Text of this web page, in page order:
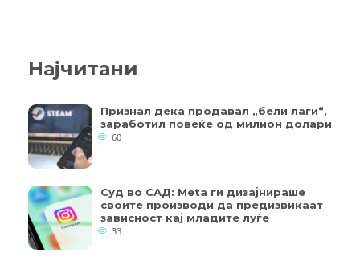
Најчитани
Признал дека продавал „бели лаги“,
заработил повеќе од милион долари
60
Суд во САД: Meta ги дизајнираше
своите производи да предизвикаат
зависност кај младите луѓе
33